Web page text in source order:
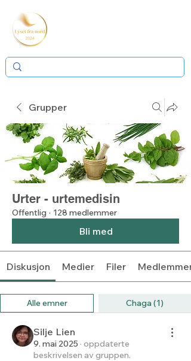
Grupper
Urter - urtemedisin
Offentlig · 128 medlemmer
Bli med
Diskusjon Medier Filer Medlemmer
Alle emner Chaga (1)
Silje Lien
9. mai 2025 · oppdaterte
beskrivelsen av gruppen.